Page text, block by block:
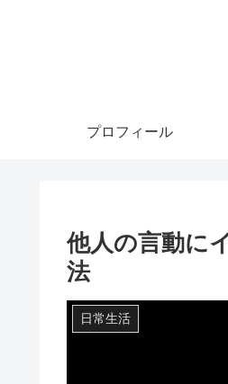
プロフィール
他人の言動に
法
日常生活